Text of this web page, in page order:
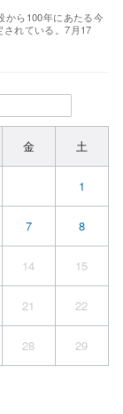
から100年にあたる今
れている。7月17
金 土
1
7 8
14 15
21 22
28 29